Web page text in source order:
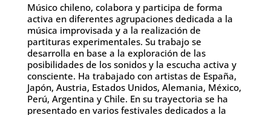
Músico chileno, colabora y participa de forma
activa en diferentes agrupaciones dedicada a la
música improvisada y a la realización de
partituras experimentales. Su trabajo se
desarrolla en base a la exploración de las
posibilidades de los sonidos y la escucha activa y
consciente. Ha trabajado con artistas de España,
Japón, Austria, Estados Unidos, Alemania, México,
Perú, Argentina y Chile. En su trayectoria se ha
presentado en varios festivales dedicados a la